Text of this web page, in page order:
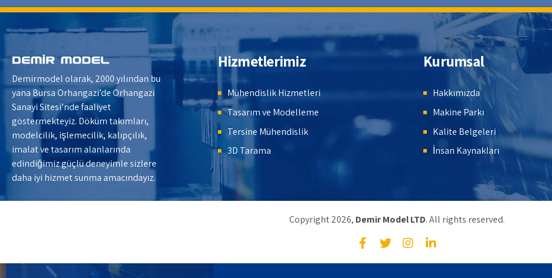
Demirmodel olarak, 2000 yılından bu
yana Bursa Orhangazi’de Orhangazi
Sanayi Sitesi’nde faaliyet
göstermekteyiz. Döküm takımları,
modelcilik, işlemecilik, kalıpçılık,
imalat ve tasarım alanlarında
edindiğimiz güçlü deneyimle sizlere
daha iyi hizmet sunma amacındayız.
Hizmetlerimiz
Mühendislik Hizmetleri
Tasarım ve Modelleme
Tersine Mühendislik
3D Tarama
Kurumsal
Hakkımızda
Makine Parkı
Kalite Belgeleri
İnsan Kaynakları
Copyright 2026, Demir Model LTD. All rights reserved.